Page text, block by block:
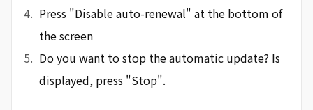
Press "Disable auto-renewal" at the bottom of
the screen
Do you want to stop the automatic update? Is
displayed, press "Stop".